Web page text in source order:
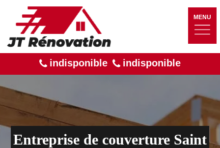
MENU
indisponible indisponible
Entreprise de couverture Saint